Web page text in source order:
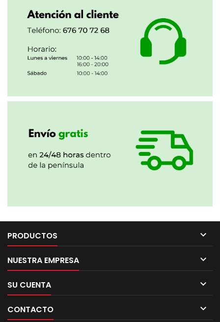
PRODUCTOS 
NUESTRA EMPRESA 
SU CUENTA 
CONTACTO 